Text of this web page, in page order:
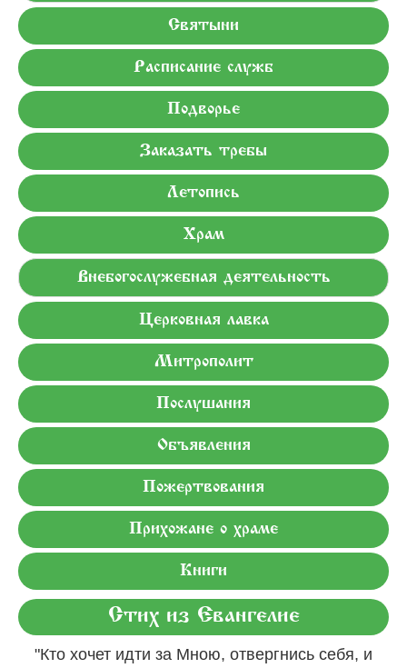
Святыни
Расписание служб
Подворье
Заказать требы
Летопись
Храм
Внебогослужебная деятельность
Церковная лавка
Митрополит
Послушания
Объявления
Пожертвования
Прихожане о храме
Книги
Стих из Евангелие
"Кто хочет идти за Мною, отвергнись себя, и